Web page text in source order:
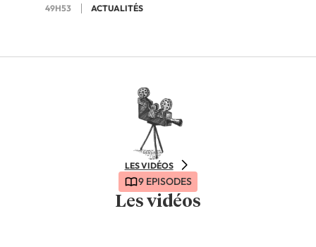
49H53 ACTUALITÉS
9 EPISODES
Les vidéos
LES VIDÉOS